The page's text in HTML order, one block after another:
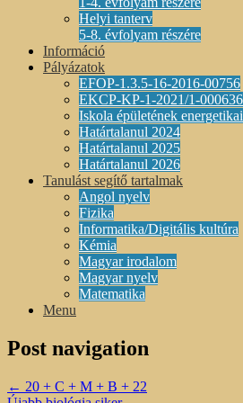
Helyi tanterv
5-8. évfolyam részére
Információ
Pályázatok
EFOP-1.3.5-16-2016-00756
EKCP-KP-1-2021/1-000636
Iskola épületének
Határtalanul 2024
Határtalanul 2025
Határtalanul 2026
Tanulást segítő tartalmak
Angol nyelv
Fizika
Informatika/Digitális kultúra
Kémia
Magyar irodalom
Magyar nyelv
Matematika
Menu
Post navigation
← 20 + C + M + B + 22